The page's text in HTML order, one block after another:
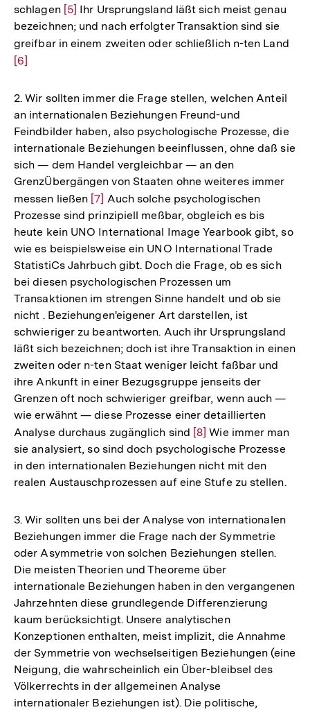
schlagen Zur
Auflösung
der
[5] Ihr Ursprungsland läßt sich meist genau
bezeichnen; und nach erfolgter Transaktion sind sie
greifbar in einem zweiten oder schließlich n-ten Land
[6]
2. Wir sollten immer die Frage stellen, welchen Anteil
an internationalen Beziehungen Freund-und
Feindbilder haben, also psychologische Prozesse, die
internationale Beziehungen beeinflussen, ohne daß sie
sich — dem Handel vergleichbar — an den
GrenzÜbergängen von Staaten ohne weiteres immer
messen ließen Zur
Auflösung
der
Fußnote
[7] Auch solche psychologischen
Prozesse sind prinzipiell meßbar, obgleich es bis
heute kein UNO International Image Yearbook gibt, so
wie es beispielsweise ein UNO International Trade
StatistiCs Jahrbuch gibt. Doch die Frage, ob es sich
bei diesen psychologischen Prozessen um
Transaktionen im strengen Sinne handelt und ob sie
nicht . Beziehungen'eigener Art darstellen, ist
schwieriger zu beantworten. Auch ihr Ursprungsland
läßt sich bezeichnen; doch ist ihre Transaktion in einen
zweiten oder n-ten Staat weniger leicht faßbar und
ihre Ankunft in einer Bezugsgruppe jenseits der
Grenzen oft noch schwieriger greifbar, wenn auch —
wie erwähnt — diese Prozesse einer detaillierten
Analyse durchaus zugänglich sind Zur
Auflösung
der
Fußnote
[8] Wie immer man
sie analysiert, so sind doch psychologische Prozesse
in den internationalen Beziehungen nicht mit den
realen Austauschprozessen auf eine Stufe zu stellen.
3. Wir sollten uns bei der Analyse von internationalen
Beziehungen immer die Frage nach der Symmetrie
oder Asymmetrie von solchen Beziehungen stellen.
Die meisten Theorien und Theoreme über
internationale Beziehungen haben in den vergangenen
Jahrzehnten diese grundlegende Differenzierung
kaum berücksichtigt. Unsere analytischen
Konzeptionen enthalten, meist implizit, die Annahme
der Symmetrie von wechselseitigen Beziehungen (eine
Neigung, die wahrscheinlich ein Über-bleibsel des
Völkerrechts in der allgemeinen Analyse
internationaler Beziehungen ist). Die politische,